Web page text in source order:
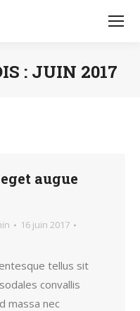
: JUIN 2017
augue
16 juin 2017
tellus sit
convallis
massa nec